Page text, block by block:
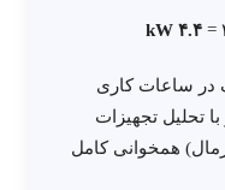
۴.۴ kW
در ساعات کاری
تحلیل تجهیزات
نرمال) همخوانی کامل